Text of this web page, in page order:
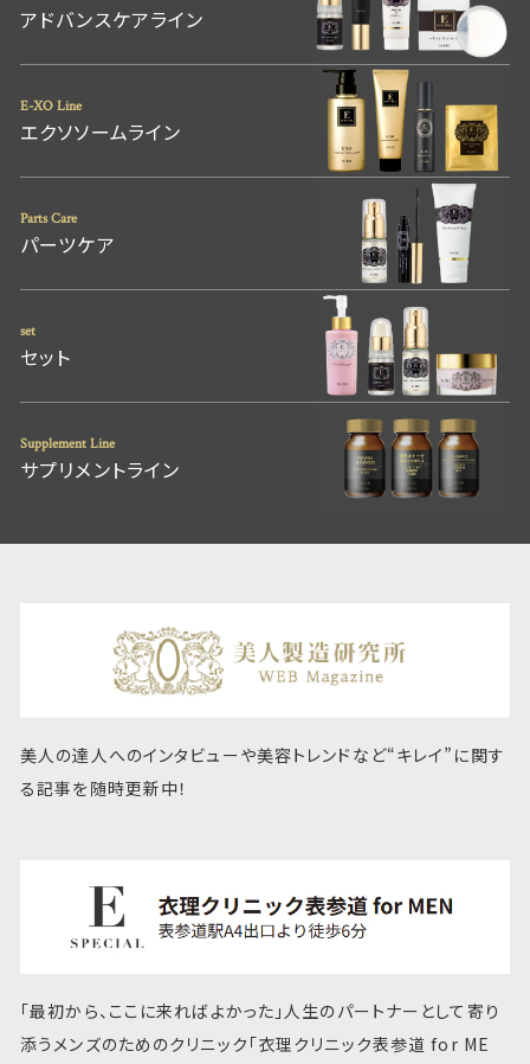
アドバンスケアライン
エクソソームライン
E-XO Line
パーツケア
Parts Care
セット
set
サプリメントライン
Supplement Line
美人の達人へのインタビューや美容トレンドなど“キレイ”に関す
る記事を随時更新中！
「最初から、ここに来ればよかった」人生のパートナーとして寄り
添うメンズのためのクリニック「衣理クリニック表参道 for ME